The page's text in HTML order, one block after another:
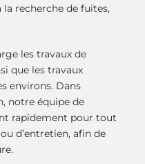
recherche de fuites,
les travaux de
que les travaux
environs. Dans
notre équipe de
rapidement pour tout
d’entretien, afin de